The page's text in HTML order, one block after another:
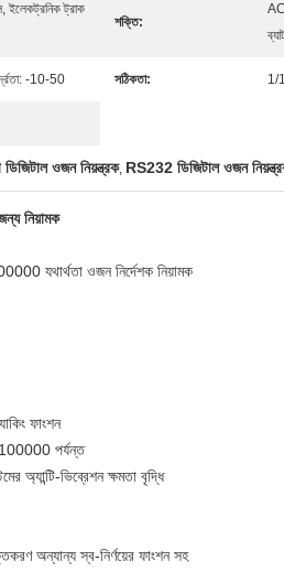
ইলেকট্রনিক ট্রাক
শক্তি:
-10-50 সঠিকতা: 1/
ওজন নিয়ন্ত্রক, RS232 ডিজিটাল ওজন
নিয়ামক
যথার্থতা ওজন নির্দেশক নিয়ামক
ফাংশন
পর্যন্ত
অ্যান্টি-ভিব্রেশন ক্ষমতা বৃদ্ধি
অন্যান্য স্ব-নির্ণয়ের ফাংশন সহ